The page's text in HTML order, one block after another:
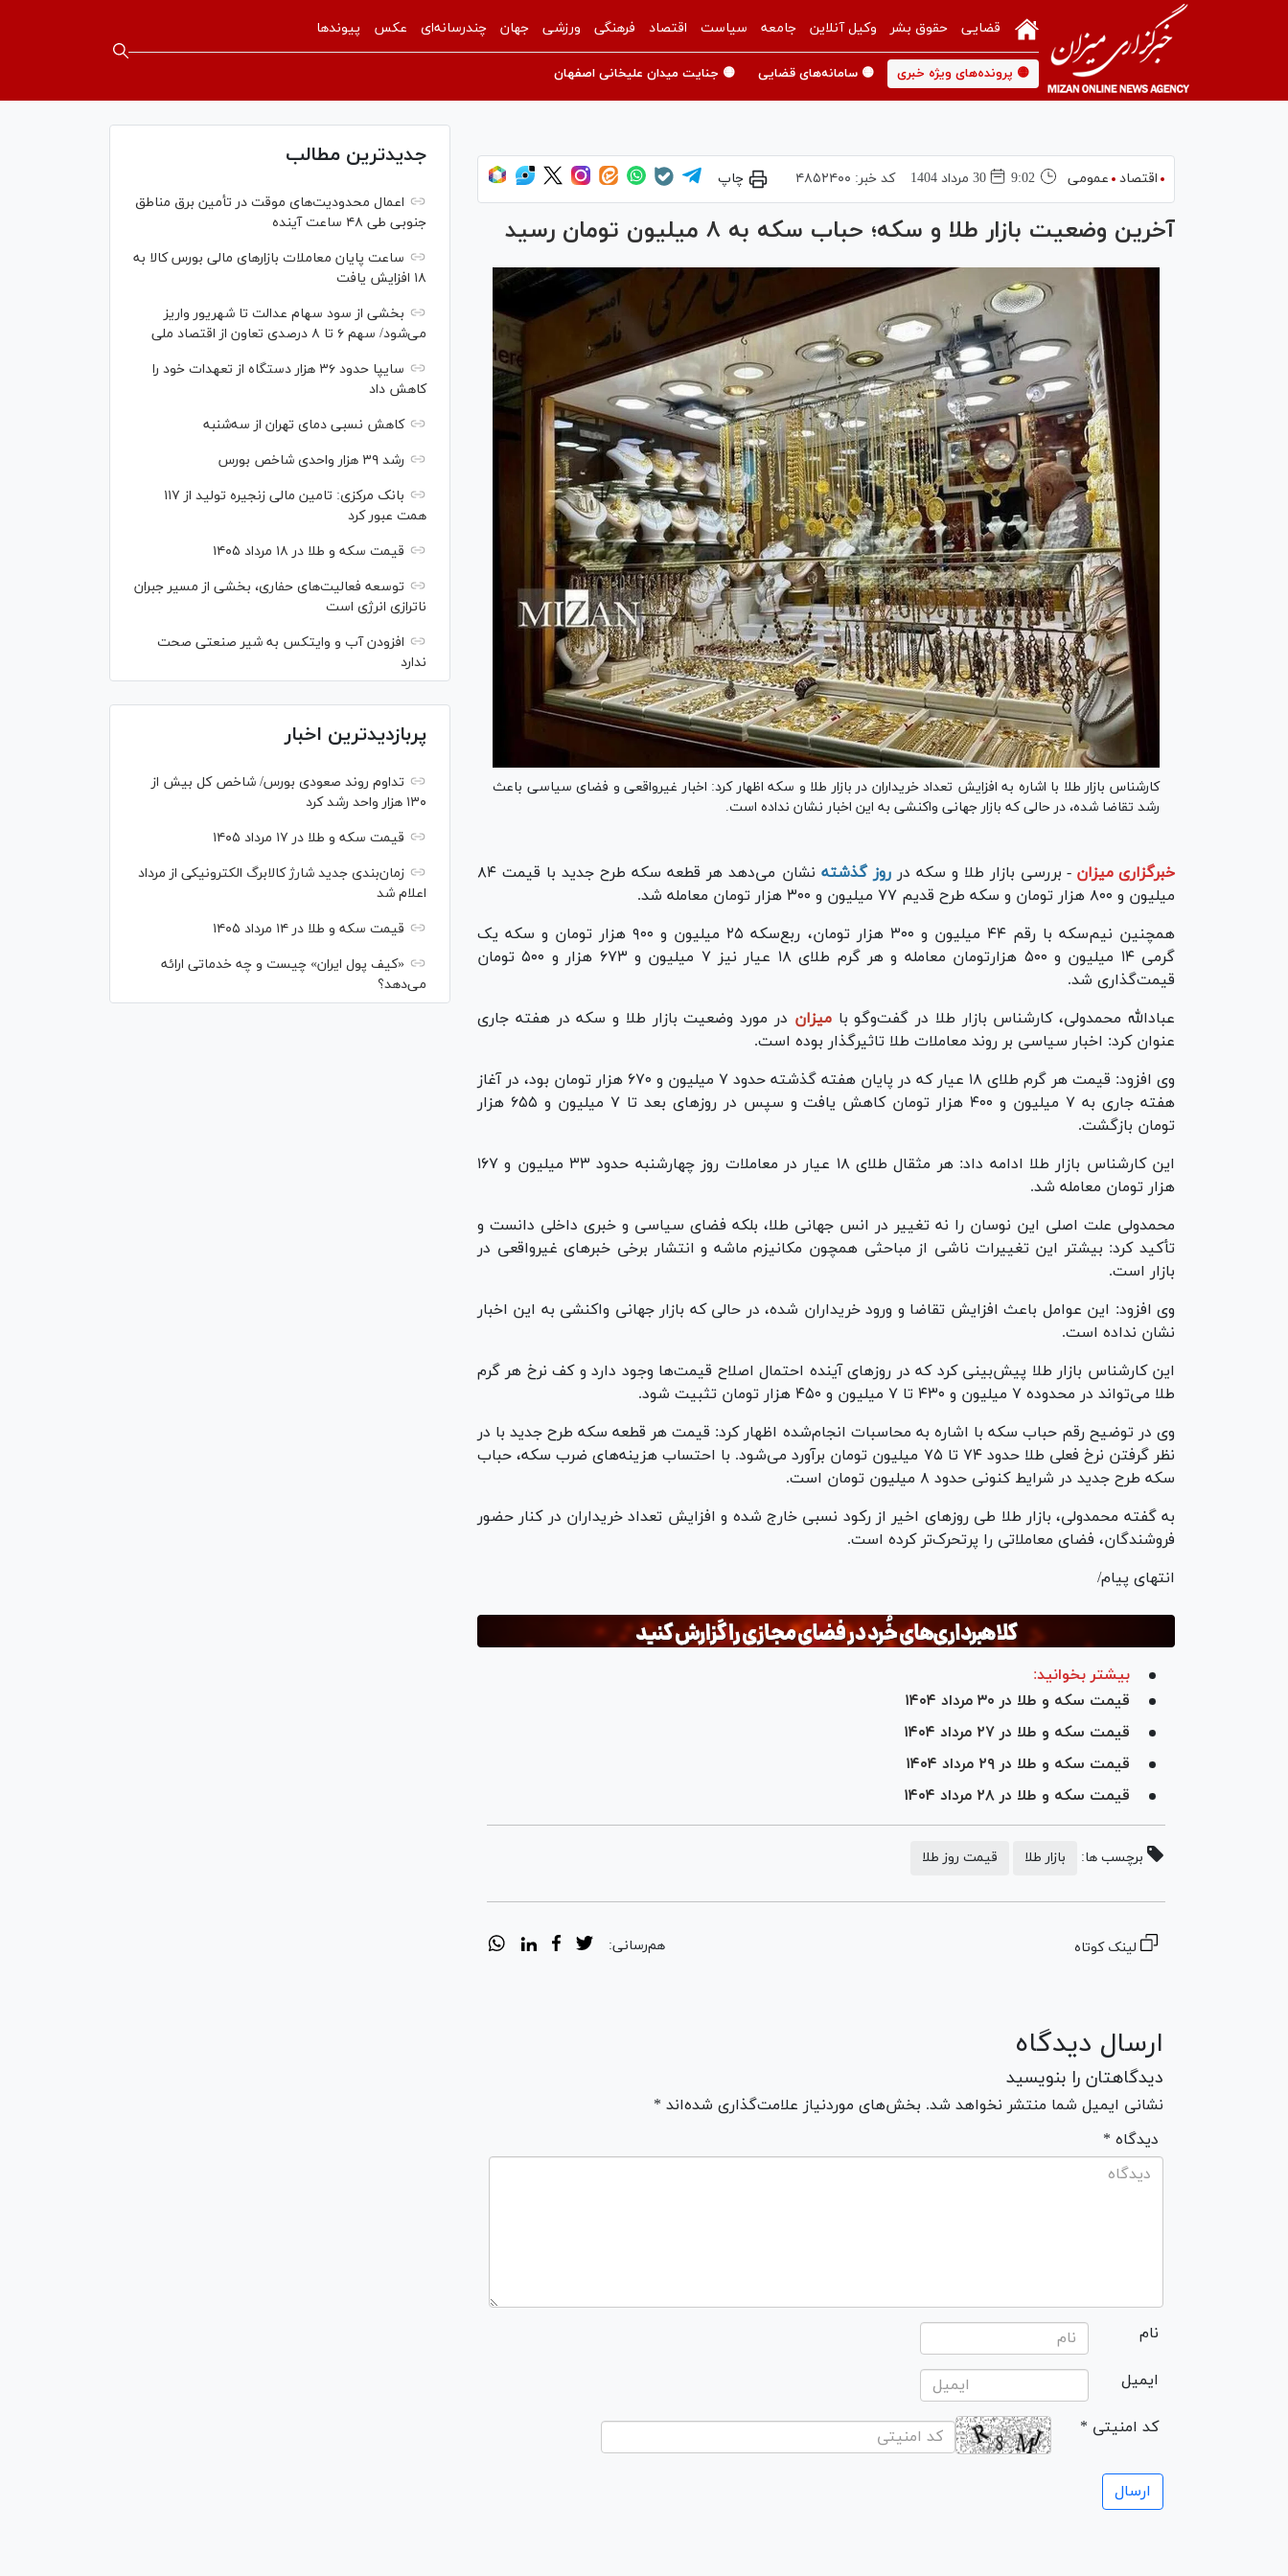
قضایی حقوق بشر وکیل آنلاین جامعه سیاست اقتصاد فرهنگی ورزشی جهان چندرسانه‌ای عکس پیوندها
🟡 پرونده‌های ویژه خبری 🟡 سامانه‌های قضایی 🟡 جنایت میدان علیخانی اصفهان
اقتصاد عمومی 9:02 30 مرداد 1404 کد خبر: ۴۸۵۲۴۰۰ چاپ
آخرین وضعیت بازار طلا و سکه؛ حباب سکه به ۸ میلیون تومان رسید
کارشناس بازار طلا با اشاره به افزایش تعداد خریداران در بازار طلا و سکه اظهار کرد: اخبار غیرواقعی و فضای سیاسی باعث
رشد تقاضا شده، در حالی‌ که بازار جهانی واکنشی به این اخبار نشان نداده است.
خبرگزاری میزان - بررسی بازار طلا و سکه درروز گذشته
نشان می‌دهد هر قطعه سکه طرح جدید با قیمت ۸۴
میلیون و ۸۰۰ هزار تومان و سکه طرح قدیم ۷۷ میلیون و ۳۰۰ هزار تومان معامله شد.
همچنین نیم‌سکه با رقم ۴۴ میلیون و ۳۰۰ هزار تومان، ربع‌سکه ۲۵ میلیون و ۹۰۰ هزار تومان و سکه یک
گرمی ۱۴ میلیون و ۵۰۰ هزارتومان معامله و هر گرم طلای ۱۸ عیار نیز ۷ میلیون و ۶۷۳ هزار و ۵۰۰ تومان
قیمت‌گذاری شد.
عبادالله محمدولی، کارشناس بازار طلا در گفت‌وگو بامیزان در مورد وضعیت بازار طلا و سکه در هفته جاری
عنوان کرد: اخبار سیاسی بر روند معاملات طلا تاثیرگذار بوده است.
وی افزود: قیمت هر گرم طلای ۱۸ عیار که در پایان هفته گذشته حدود ۷ میلیون و ۶۷۰ هزار تومان بود، در آغاز
هفته جاری به ۷ میلیون و ۴۰۰ هزار تومان کاهش یافت و سپس در روزهای بعد تا ۷ میلیون و ۶۵۵ هزار
تومان بازگشت.
این کارشناس بازار طلا ادامه داد: هر مثقال طلای ۱۸ عیار در معاملات روز چهارشنبه حدود ۳۳ میلیون و ۱۶۷
هزار تومان معامله شد.
محمدولی علت اصلی این نوسان را نه تغییر در انس جهانی طلا، بلکه فضای سیاسی و خبری داخلی دانست و
تأکید کرد: بیشتر این تغییرات ناشی از مباحثی همچون مکانیزم ماشه و انتشار برخی خبرهای غیرواقعی در
بازار است.
وی افزود: این عوامل باعث افزایش تقاضا و ورود خریداران شده، در حالی‌ که بازار جهانی واکنشی به این اخبار
نشان نداده است.
این کارشناس بازار طلا پیش‌بینی کرد که در روزهای آینده احتمال اصلاح قیمت‌ها وجود دارد و کف نرخ هر گرم
طلا می‌تواند در محدوده ۷ میلیون و ۴۳۰ تا ۷ میلیون و ۴۵۰ هزار تومان تثبیت شود.
وی در توضیح رقم حباب سکه با اشاره به محاسبات انجام‌شده اظهار کرد: قیمت هر قطعه سکه طرح جدید با در
نظر گرفتن نرخ فعلی طلا حدود ۷۴ تا ۷۵ میلیون تومان برآورد می‌شود. با احتساب هزینه‌های ضرب سکه، حباب
سکه طرح جدید در شرایط کنونی حدود ۸ میلیون تومان است.
به گفته محمدولی، بازار طلا طی روزهای اخیر از رکود نسبی خارج شده و افزایش تعداد خریداران در کنار حضور
فروشندگان، فضای معاملاتی را پرتحرک‌تر کرده است.
انتهای پیام/
بیشتر بخوانید:
قیمت سکه و طلا در ۳۰ مرداد ۱۴۰۴
قیمت سکه و طلا در ۲۷ مرداد ۱۴۰۴
قیمت سکه و طلا در ۲۹ مرداد ۱۴۰۴
قیمت سکه و طلا در ۲۸ مرداد ۱۴۰۴
برچسب ها: بازار طلا قیمت روز طلا
لینک کوتاه هم‌رسانی:
ارسال دیدگاه
دیدگاهتان را بنویسید
نشانی ایمیل شما منتشر نخواهد شد. بخش‌های موردنیاز علامت‌گذاری شده‌اند *
* دیدگاه
نام
ایمیل
* کد امنیتی
جدیدترین مطالب
اعمال محدودیت‌های موقت در تأمین برق مناطق
جنوبی طی ۴۸ ساعت آینده
ساعت پایان معاملات بازار‌های مالی بورس کالا به
۱۸ افزایش یافت
بخشی از سود سهام عدالت تا شهریور واریز
می‌شود/ سهم ۶ تا ۸ درصدی تعاون از اقتصاد ملی
سایپا حدود ۳۶ هزار دستگاه از تعهدات خود را
کاهش داد
کاهش نسبی دمای تهران از سه‌شنبه
رشد ۳۹ هزار واحدی شاخص بورس
بانک مرکزی: تامین مالی زنجیره تولید از ۱۱۷
همت عبور کرد
قیمت سکه و طلا در ۱۸ مرداد ۱۴۰۵
توسعه فعالیت‌های حفاری، بخشی از مسیر جبران
ناترازی انرژی است
افزودن آب و وایتکس به شیر صنعتی صحت
ندارد
پربازدیدترین اخبار
تداوم روند صعودی بورس/ شاخص کل بیش از
۱۳۰ هزار واحد رشد کرد
قیمت سکه و طلا در ۱۷ مرداد ۱۴۰۵
زمان‌بندی جدید شارژ کالابرگ الکترونیکی از مرداد
اعلام شد
قیمت سکه و طلا در ۱۴ مرداد ۱۴۰۵
«کیف پول ایران» چیست و چه خدماتی ارائه
می‌دهد؟